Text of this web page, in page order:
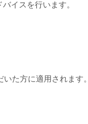
イスを行います。
た方に適用されます。